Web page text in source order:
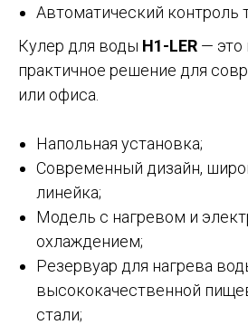
Автоматический контроль
Кулер для воды H1-LER — это
практичное решение для
или офиса.
Напольная установка;
Современный дизайн,
линейка;
Модель с нагревом и
охлаждением;
Резервуар для нагрева
высококачественной
стали;